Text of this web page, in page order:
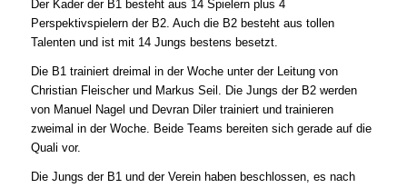
Der Kader der B1 besteht aus 14 Spielern plus 4
Perspektivspielern der B2. Auch die B2 besteht aus tollen
Talenten und ist mit 14 Jungs bestens besetzt.
Die B1 trainiert dreimal in der Woche unter der Leitung von
Christian Fleischer und Markus Seil. Die Jungs der B2 werden
von Manuel Nagel und Devran Diler trainiert und trainieren
zweimal in der Woche. Beide Teams bereiten sich gerade auf die
Quali vor.
Die Jungs der B1 und der Verein haben beschlossen, es nach